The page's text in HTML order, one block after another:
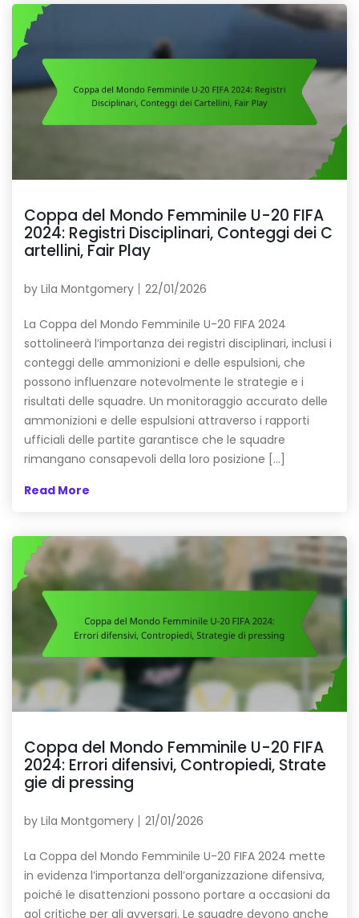
Coppa del Mondo Femminile U-20 FIFA
2024: Registri Disciplinari, Conteggi dei C
artellini, Fair Play
by Lila Montgomery 22/01/2026
La Coppa del Mondo Femminile U-20 FIFA 2024
sottolineerà l’importanza dei registri disciplinari, inclusi i
conteggi delle ammonizioni e delle espulsioni, che
possono influenzare notevolmente le strategie e i
risultati delle squadre. Un monitoraggio accurato delle
ammonizioni e delle espulsioni attraverso i rapporti
ufficiali delle partite garantisce che le squadre
rimangano consapevoli della loro posizione […]
Read More
Coppa del Mondo Femminile U-20 FIFA
2024: Errori difensivi, Contropiedi, Strate
gie di pressing
by Lila Montgomery 21/01/2026
La Coppa del Mondo Femminile U-20 FIFA 2024 mette
in evidenza l’importanza dell’organizzazione difensiva,
poiché le disattenzioni possono portare a occasioni da
gol critiche per gli avversari. Le squadre devono anche